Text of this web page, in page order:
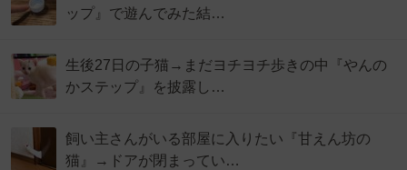
ップ』で遊んでみた結…
生後27日の子猫→まだヨチヨチ歩きの中『やんの
かステップ』を披露し…
飼い主さんがいる部屋に入りたい『甘えん坊の
猫』→ドアが閉まってい…